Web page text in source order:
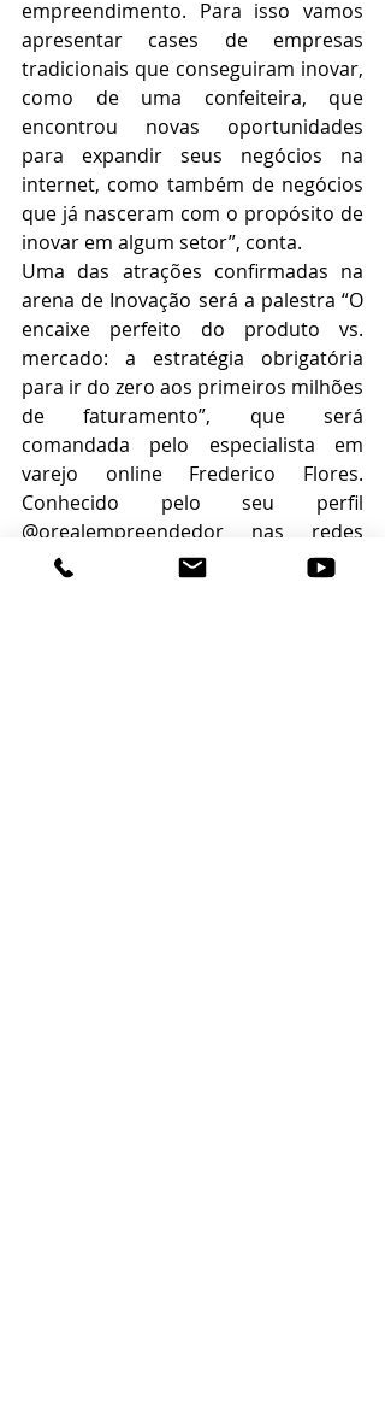
empreendimento. Para isso vamos
apresentar cases de empresas
tradicionais que conseguiram inovar,
como de uma confeiteira, que
encontrou novas oportunidades
para expandir seus negócios na
internet, como também de negócios
que já nasceram com o propósito de
inovar em algum setor”, conta.
Uma das atrações confirmadas na
arena de Inovação será a palestra “O
encaixe perfeito do produto vs.
mercado: a estratégia obrigatória
para ir do zero aos primeiros milhões
de faturamento”, que será
comandada pelo especialista em
varejo online Frederico Flores.
Conhecido pelo seu perfil
@orealempreendedor nas redes
sociais, ele dará dicas práticas para